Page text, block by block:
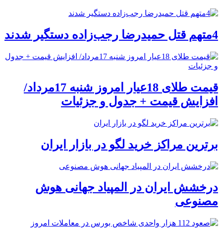
4متهم قتل حمیدرضا رجب‌زاده دستگیر شدند
قیمت طلای 18عیار امروز شنبه 17مرداد/
افزایش قیمت + جدول و جزئیات
برترین مراکز خرید لگو در بازار ایران
درخشش ایران در المپیاد جهانی هوش
مصنوعی